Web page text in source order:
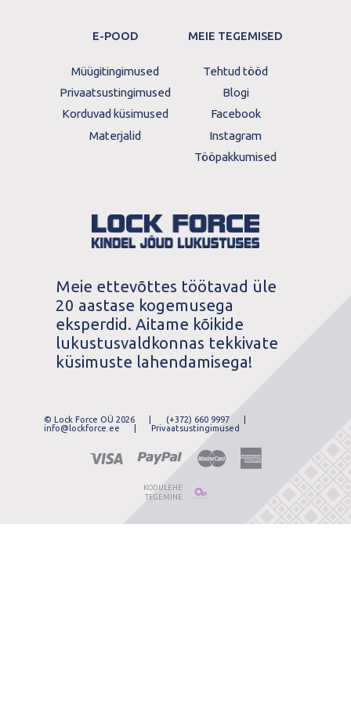
E-POOD
Müügitingimused
Privaatsustingimused
Korduvad küsimused
Materjalid
MEIE TEGEMISED
Tehtud tööd
Blogi
Facebook
Instagram
Tööpakkumised
Meie ettevõttes töötavad üle
20 aastase kogemusega
eksperdid. Aitame kõikide
lukustusvaldkonnas tekkivate
küsimuste lahendamisega!
© Lock Force OÜ 2026 (+372) 660 9997
info@lockforce.ee
Privaatsustingimused
KODULEHE
TEGEMINE